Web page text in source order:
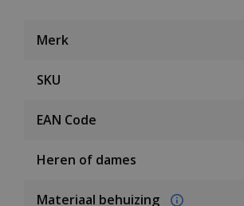
Merk
SKU
EAN Code
Heren of dames
Materiaal behuizing